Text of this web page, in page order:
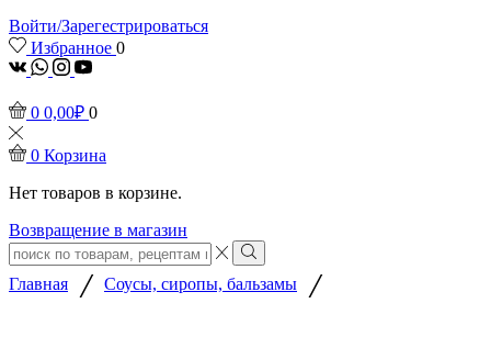
Войти/Зарегестрироваться
Избранное 0
vk Whatsapp
Instagram
Youtube
0 0,00₽ 0
0 Корзина
Нет товаров в корзине.
Возвращение в магазин
Search
input
Search
Главная / Соусы, сиропы, бальзамы /